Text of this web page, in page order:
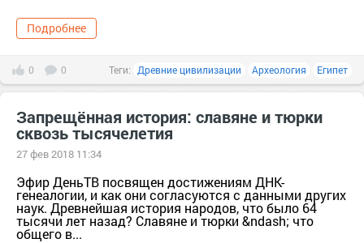
Подробнее
0 0 Теги: Древние цивилизации Археология Египет
Запрещённая история: славяне и тюрки
сквозь тысячелетия
27 фев 2018 11:34
Эфир ДеньТВ посвящен достижениям ДНК-
генеалогии, и как они согласуются с данными других
наук. Древнейшая история народов, что было 64
тысячи лет назад? Славяне и тюрки &ndash; что
общего в...